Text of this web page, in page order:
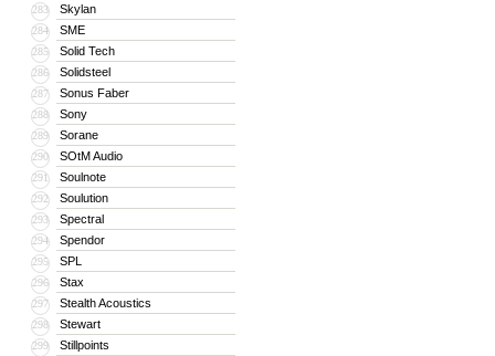
283 Skylan
284 SME
285 Solid Tech
286 Solidsteel
287 Sonus Faber
288 Sony
289 Sorane
290 SOtM Audio
291 Soulnote
292 Soulution
293 Spectral
294 Spendor
295 SPL
296 Stax
297 Stealth Acoustics
298 Stewart
299 Stillpoints